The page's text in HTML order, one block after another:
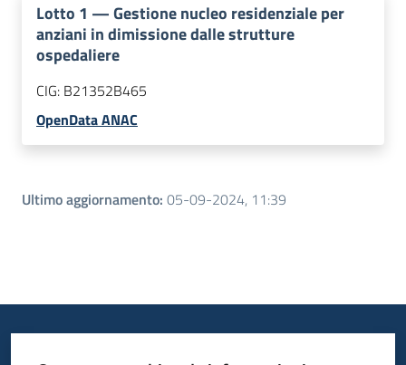
Lotto 1 —Gestione nucleo residenziale per
anziani in dimissione dalle strutture
ospedaliere
CIG: B21352B465
OpenData ANAC
Ultimo aggiornamento: 05-09-2024, 11:39